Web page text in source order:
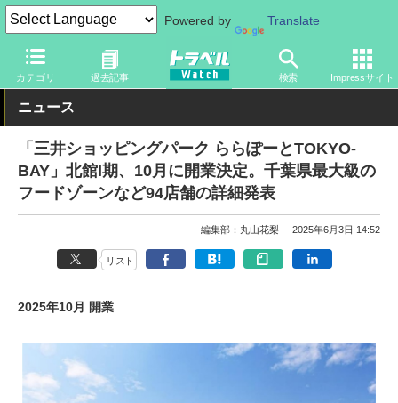
Powered by Translate
カテゴリ 過去記事 検索 Impressサイト
トラベル Watch 旅の情報 目的 商業施設
ニュース
「三井ショッピングパーク ららぽーとTOKYO-
BAY」北館I期、10月に開業決定。千葉県最大級の
フードゾーンなど94店舗の詳細発表
編集部：丸山花梨 2025年6月3日 14:52
リスト
2025年10月 開業